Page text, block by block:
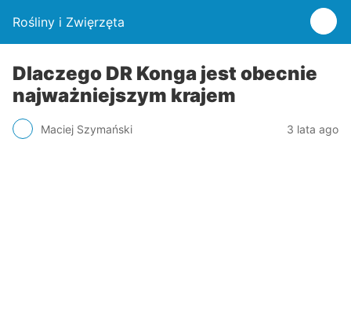
Rośliny i Zwięrzęta
Dlaczego DR Konga jest obecnie
najważniejszym krajem
Maciej Szymański 3 lata ago